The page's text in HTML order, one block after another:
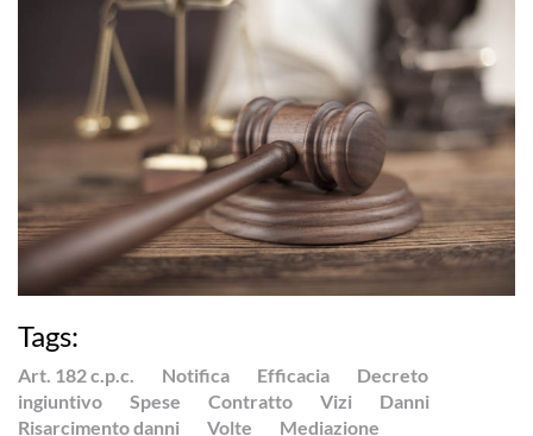
Tags:
Art. 182 c.p.c. Notifica Efficacia
Decreto
ingiuntivo
Spese Contratto Vizi
Danni
Risarcimento danni
Volte
Mediazione